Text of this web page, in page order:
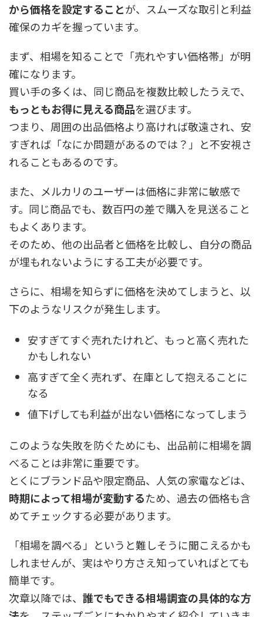
から価格を設定することが、スムーズな取引と利益
確保のカギを握っています。
まず、相場を知ることで「売れやすい価格帯」が明
確になります。
買い手の多くは、同じ商品を複数比較したうえで、
もっともお得に見える商品を選びます。
つまり、周囲の出品価格より高ければ敬遠され、安
すぎれば「なにか問題があるのでは？」と不安視さ
れることもあるのです。
また、メルカリのユーザーは価格に非常に敏感で
す。同じ商品でも、数百円の差で購入を見送ること
もよくあります。
そのため、他の出品者と価格を比較し、自分の商品
が埋もれないようにする工夫が必要です。
さらに、相場を知らずに価格を決めてしまうと、以
下のようなリスクが発生します。
安すぎてすぐ売れたけれど、もっと高く売れた
かもしれない
高すぎて全く売れず、在庫として抱えることに
なる
値下げしても利益が出ない価格になってしまう
このような失敗を防ぐためにも、出品前に相場を調
べることは非常に重要です。
とくにブランド品や限定商品、人気の家電などは、
時期によって相場が変動するため、過去の価格も含
めてチェックする必要があります。
「相場を調べる」というと難しそうに聞こえるかも
しれませんが、実はやり方さえ知っていればとても
簡単です。
次章以降では、 誰でもできる相場調査の具体的な方